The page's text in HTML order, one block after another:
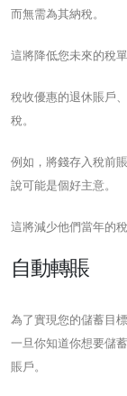
而無需為其納稅。
這將降低您未來的稅單
稅收優惠的退休賬戶
稅。
例如，將錢存入稅前
說可能是個好主意。
這將減少他們當年的稅
自動轉賬
為了實現您的儲蓄目
一旦你知道你想要儲
賬戶。